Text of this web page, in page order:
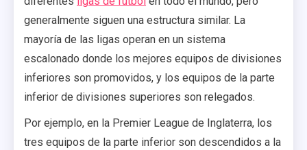
generalmente siguen una estructura similar. La
mayoría de las ligas operan en un sistema
escalonado donde los mejores equipos de divisiones
inferiores son promovidos, y los equipos de la parte
inferior de divisiones superiores son relegados.
Por ejemplo, en la Premier League de Inglaterra, los
tres equipos de la parte inferior son descendidos a la